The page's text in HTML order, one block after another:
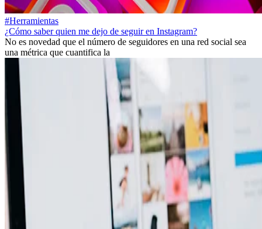
#Herramientas
¿Cómo saber quien me dejo de seguir en Instagram?
No es novedad que el número de seguidores en una red social sea
una métrica que cuantifica la